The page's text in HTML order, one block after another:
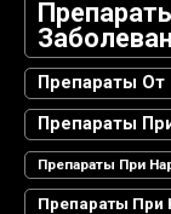
Препараты От
Препараты
Препараты При
Препараты При